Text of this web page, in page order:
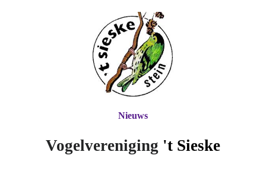
Vogelvereniging 't Sieske
Nieuws